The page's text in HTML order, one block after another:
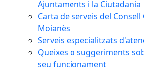
Ajuntaments i la Ciutadania
Carta de serveis del Consell
Moianès
Serveis especialitzats
Queixes o suggeriments
seu funcionament